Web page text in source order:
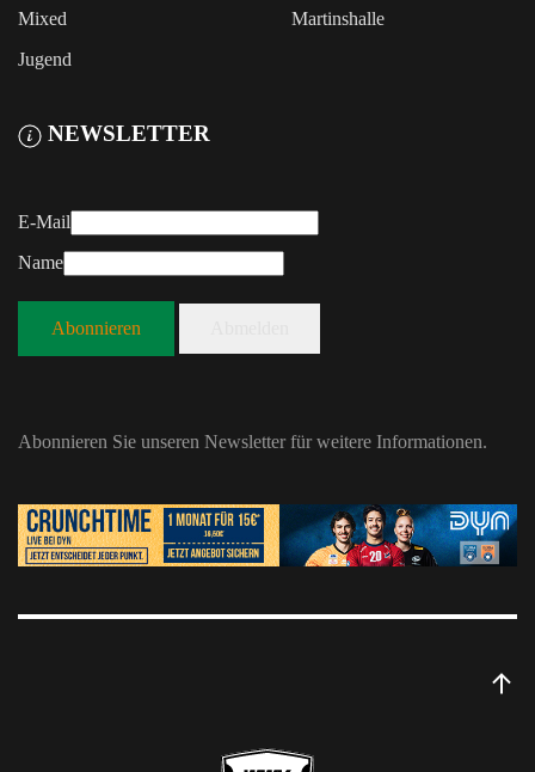
Mixed
Jugend
Martinshalle
NEWSLETTER
E-Mail
Name
Abonnieren
Abonnieren Sie unseren Newsletter für weitere Informationen.